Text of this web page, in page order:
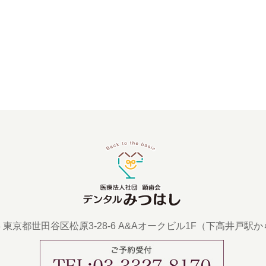
東京都世田谷区松原3-28-6 A&Aオークビル1F （下高井戸駅か